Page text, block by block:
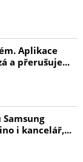
Aplikace
a přerušuje...
i kancelář,...